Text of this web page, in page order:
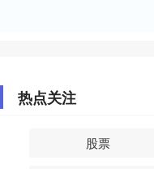
热点关注
股票